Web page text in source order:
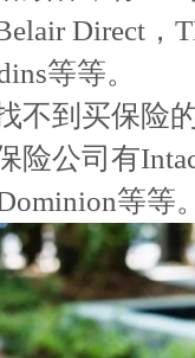
Direct，
等等。
不到买保险
险公司有
等等